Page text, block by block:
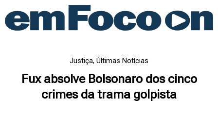
para
Justiça, Últimas Notícias
Fux absolve Bolsonaro dos cinco
crimes da trama golpista